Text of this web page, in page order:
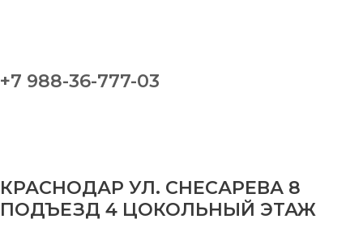
+7 988-36-777-03
КРАСНОДАР УЛ. СНЕСАРЕВА 8
ПОДЪЕЗД 4 ЦОКОЛЬНЫЙ ЭТАЖ